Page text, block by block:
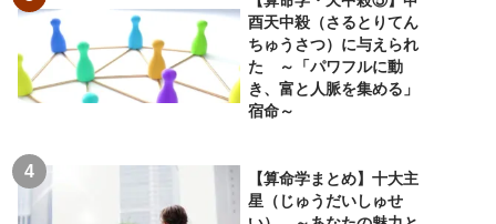
酉天中殺（さるとりてん
ちゅうさつ）に与えられ
た ～「パワフルに動
き、富と人脈を集める」
宿命～
【算命学まとめ】十大主
星（じゅうだいしゅせ